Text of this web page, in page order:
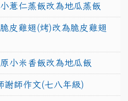
薏仁蒸飯改為地瓜蒸飯
皮雞翅(烤)改為脆皮雞翅
小米香飯改為地瓜飯
謝師作文(七八年級)